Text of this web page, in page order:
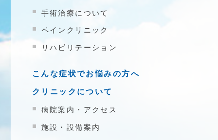
手術治療について
ペインクリニック
リハビリテーション
こんな症状でお悩みの方へ
クリニックについて
病院案内・アクセス
施設・設備案内